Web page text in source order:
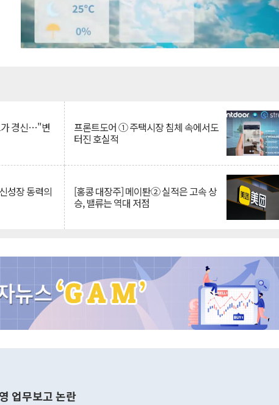
경신…"변 프론트도어 ① 주택시장 침체 속에서도
터진 호실적
성장 동력의 [홍콩 대장주] 메이퇀② 실적은 고속 상
승, 밸류는 역대 저점
업무보고 논란